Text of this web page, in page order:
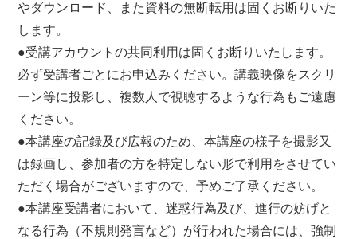
やダウンロード、また資料の無断転用は固くお断りいた
します。
●受講アカウントの共同利用は固くお断りいたします。
必ず受講者ごとにお申込みください。講義映像をスクリ
ーン等に投影し、複数人で視聴するような行為もご遠慮
ください。
●本講座の記録及び広報のため、本講座の様子を撮影又
は録画し、参加者の方を特定しない形で利用をさせてい
ただく場合がございますので、予めご了承ください。
●本講座受講者において、迷惑行為及び、進行の妨げと
なる行為（不規則発言など）が行われた場合には、強制